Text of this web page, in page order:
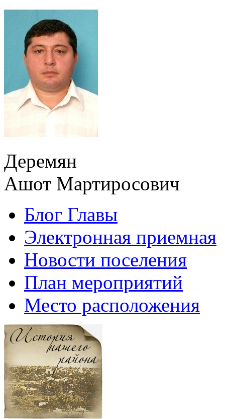
Деремян
Ашот Мартиросович
Блог Главы
Электронная приемная
Новости поселения
План мероприятий
Место расположения